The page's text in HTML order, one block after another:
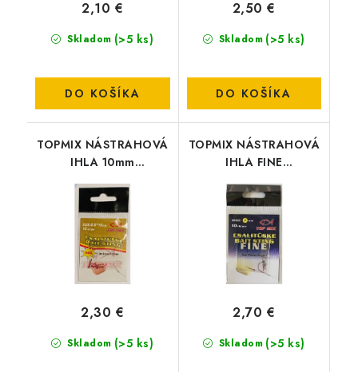
Skladom (>5 ks)
2,10 €
DO KOŠÍKA
Skladom (>5 ks)
2,50 €
DO KOŠÍKA
TOPMIX NÁSTRAHOVÁ
IHLA 10mm
Nástrahový
tŕň,nástrahový osteň) -
10MM
Skladom (>5 ks)
2,30 €
TOPMIX NÁSTRAHOVÁ
IHLA FINE
trň,nástrahovy osteň) -
7MM
Skladom (>5 ks)
2,70 €